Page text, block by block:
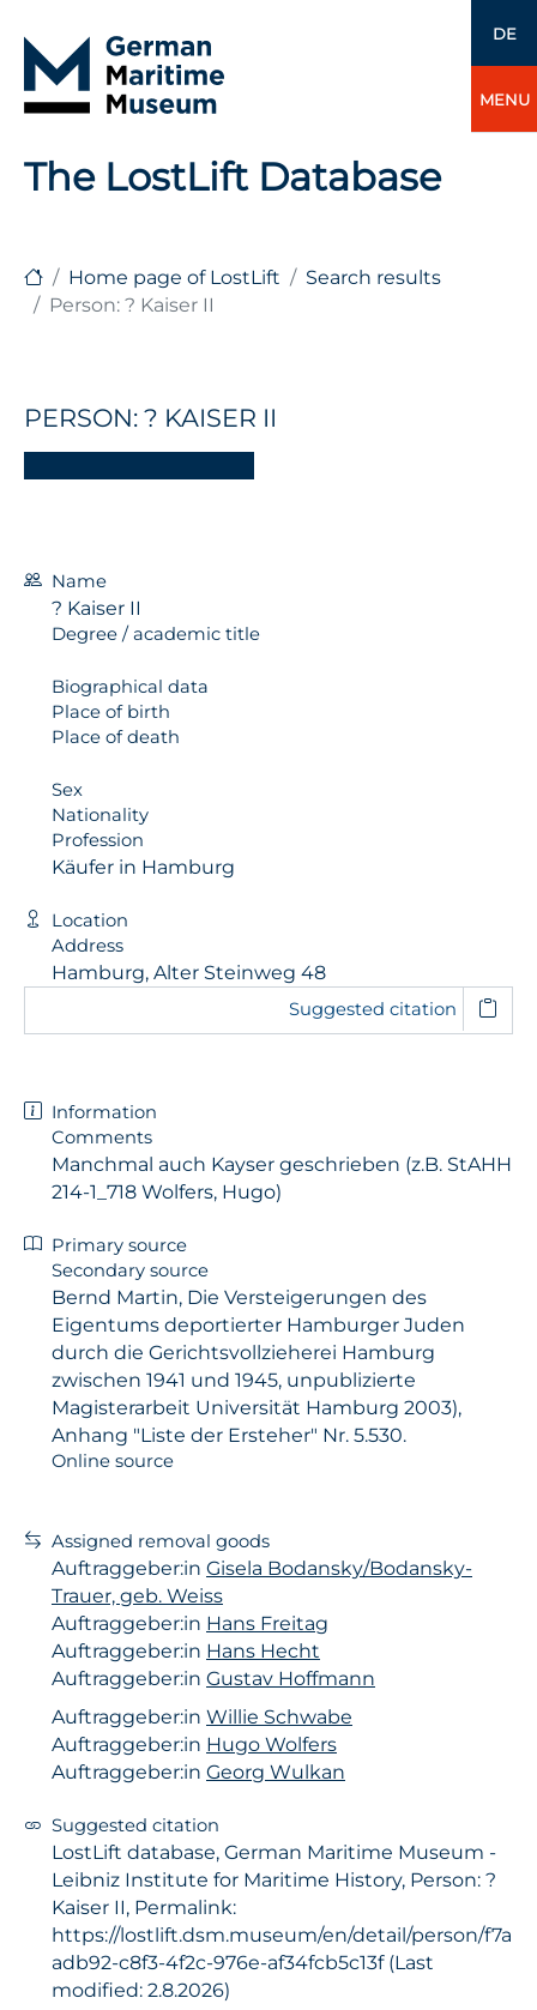
DE
MENU
The LostLift Database
Home page of LostLift
Search results
Person: ? Kaiser II
PERSON: ? KAISER II
Name
? Kaiser II
Degree / academic title
Biographical data
Place of birth
Place of death
Sex
Nationality
Profession
Käufer in Hamburg
Location
Address
Hamburg, Alter Steinweg 48
Suggested citation
Information
Comments
Manchmal auch Kayser geschrieben (z.B. StAHH
214-1_718 Wolfers, Hugo)
Primary source
Secondary source
Bernd Martin, Die Versteigerungen des
Eigentums deportierter Hamburger Juden
durch die Gerichtsvollzieherei Hamburg
zwischen 1941 und 1945, unpublizierte
Magisterarbeit Universität Hamburg 2003),
Anhang "Liste der Ersteher" Nr. 5.530.
Online source
Assigned removal goods
Auftraggeber:in Gisela Bodansky/Bodansky-
Trauer, geb. Weiss
Auftraggeber:in Hans Freitag
Auftraggeber:in Hans Hecht
Auftraggeber:in Gustav Hoffmann
Auftraggeber:in Willie Schwabe
Auftraggeber:in Hugo Wolfers
Auftraggeber:in Georg Wulkan
Suggested citation
LostLift database, German Maritime Museum -
Leibniz Institute for Maritime History, Person: ?
Kaiser II, Permalink:
https://lostlift.dsm.museum/en/detail/person/f7a
adb92-c8f3-4f2c-976e-af34fcb5c13f (Last
modified: 2.8.2026)